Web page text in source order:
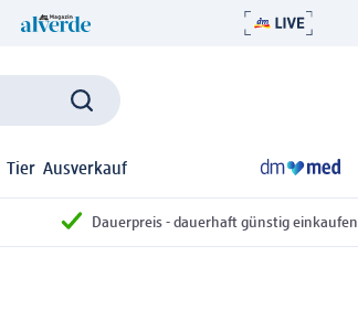
Tier Ausverkauf
Dauerpreis - dauerhaft günstig einkaufen